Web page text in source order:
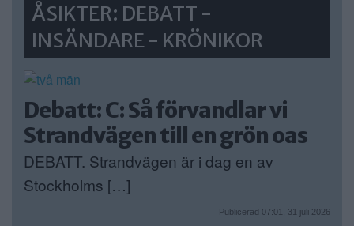
ÅSIKTER: DEBATT -
INSÄNDARE - KRÖNIKOR
Debatt: C: Så förvandlar vi
Strandvägen till en grön oas
DEBATT. Strandvägen är i dag en av
Stockholms […]
Publicerad 07:01, 31 juli 2026